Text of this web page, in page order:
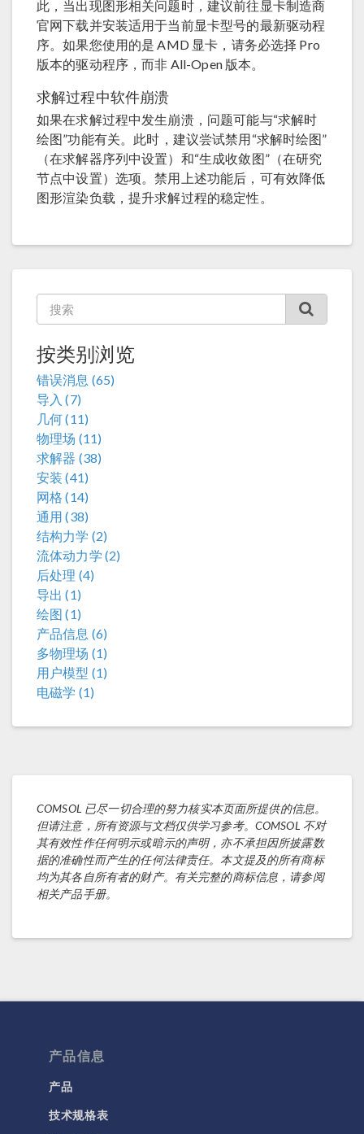
此，当出现图形相关问题时，建议前往显卡制造商
官网下载并安装适用于当前显卡型号的最新驱动程
序。如果您使用的是 AMD 显卡，请务必选择 Pro
版本的驱动程序，而非 All-Open 版本。
求解过程中软件崩溃
如果在求解过程中发生崩溃，问题可能与“求解时
绘图”功能有关。此时，建议尝试禁用“求解时绘图”
（在求解器序列中设置）和“生成收敛图”（在研究
节点中设置）选项。禁用上述功能后，可有效降低
图形渲染负载，提升求解过程的稳定性。
按类别浏览
错误消息 (65)
导入 (7)
几何 (11)
物理场 (11)
求解器 (38)
安装 (41)
网格 (14)
通用 (38)
结构力学 (2)
流体动力学 (2)
后处理 (4)
导出 (1)
绘图 (1)
产品信息 (6)
多物理场 (1)
用户模型 (1)
电磁学 (1)
COMSOL 已尽一切合理的努力核实本页面所提供的信息。
但请注意，所有资源与文档仅供学习参考。COMSOL 不对
其有效性作任何明示或暗示的声明，亦不承担因所披露数
据的准确性而产生的任何法律责任。本文提及的所有商标
均为其各自所有者的财产。有关完整的商标信息，请参阅
相关产品手册。
产品信息
产品
技术规格表